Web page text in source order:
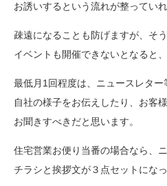
お誘いするという流れが整っていれ
疎遠になることも防げますが、そ
イベントも開催できないとなると、
最低月1回程度は、ニュースレター
自社の様子をお伝えしたり、お客
お聞きすべきだと思います。
住宅営業お便り当番の場合なら、
チラシと挨拶文が３点セットになっ